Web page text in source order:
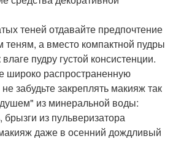
теней отдавайте предпочтение
а вместо компактной пудры
пудру густой консистенции.
широко распространенную
забудьте закреплять макияж так
из минеральной воды:
из пульверизатора
даже в осенний дождливый